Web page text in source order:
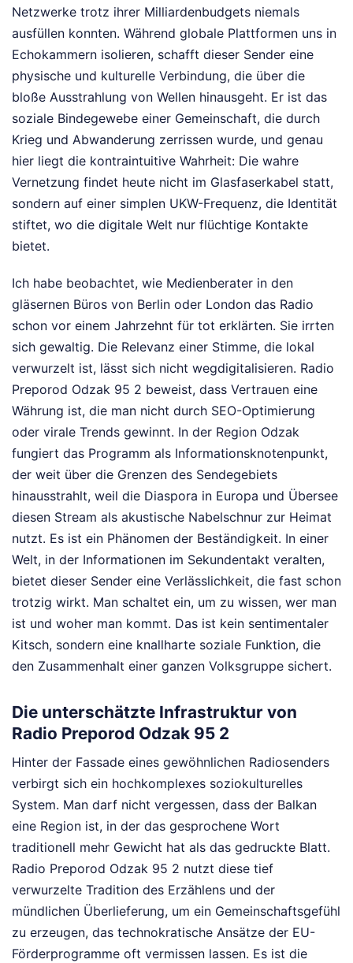
Netzwerke trotz ihrer Milliardenbudgets niemals
ausfüllen konnten. Während globale Plattformen uns in
Echokammern isolieren, schafft dieser Sender eine
physische und kulturelle Verbindung, die über die
bloße Ausstrahlung von Wellen hinausgeht. Er ist das
soziale Bindegewebe einer Gemeinschaft, die durch
Krieg und Abwanderung zerrissen wurde, und genau
hier liegt die kontraintuitive Wahrheit: Die wahre
Vernetzung findet heute nicht im Glasfaserkabel statt,
sondern auf einer simplen UKW-Frequenz, die Identität
stiftet, wo die digitale Welt nur flüchtige Kontakte
bietet.
Ich habe beobachtet, wie Medienberater in den
gläsernen Büros von Berlin oder London das Radio
schon vor einem Jahrzehnt für tot erklärten. Sie irrten
sich gewaltig. Die Relevanz einer Stimme, die lokal
verwurzelt ist, lässt sich nicht wegdigitalisieren. Radio
Preporod Odzak 95 2 beweist, dass Vertrauen eine
Währung ist, die man nicht durch SEO-Optimierung
oder virale Trends gewinnt. In der Region Odzak
fungiert das Programm als Informationsknotenpunkt,
der weit über die Grenzen des Sendegebiets
hinausstrahlt, weil die Diaspora in Europa und Übersee
diesen Stream als akustische Nabelschnur zur Heimat
nutzt. Es ist ein Phänomen der Beständigkeit. In einer
Welt, in der Informationen im Sekundentakt veralten,
bietet dieser Sender eine Verlässlichkeit, die fast schon
trotzig wirkt. Man schaltet ein, um zu wissen, wer man
ist und woher man kommt. Das ist kein sentimentaler
Kitsch, sondern eine knallharte soziale Funktion, die
den Zusammenhalt einer ganzen Volksgruppe sichert.
Die unterschätzte Infrastruktur von
Radio Preporod Odzak 95 2
Hinter der Fassade eines gewöhnlichen Radiosenders
verbirgt sich ein hochkomplexes soziokulturelles
System. Man darf nicht vergessen, dass der Balkan
eine Region ist, in der das gesprochene Wort
traditionell mehr Gewicht hat als das gedruckte Blatt.
Radio Preporod Odzak 95 2 nutzt diese tief
verwurzelte Tradition des Erzählens und der
mündlichen Überlieferung, um ein Gemeinschaftsgefühl
zu erzeugen, das technokratische Ansätze der EU-
Förderprogramme oft vermissen lassen. Es ist die